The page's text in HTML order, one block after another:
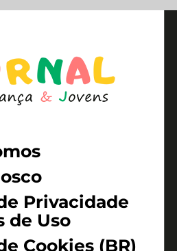
Privacidade
de Uso
Cookies (BR)